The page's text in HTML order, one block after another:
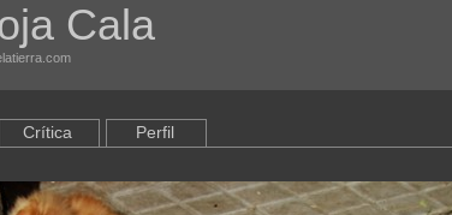
Cala
Crítica Perfil